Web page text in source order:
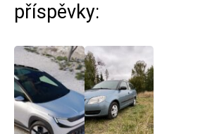
příspěvky: